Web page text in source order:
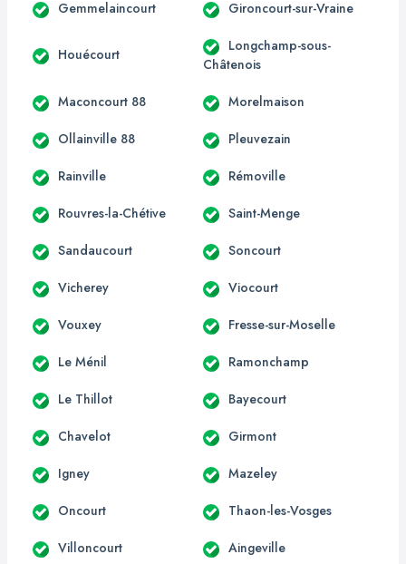
Gemmelaincourt Gironcourt-sur-Vraine
Houécourt
Longchamp-sous-
Châtenois
Maconcourt 88 Morelmaison
Ollainville 88 Pleuvezain
Rainville Rémoville
Rouvres-la-Chétive Saint-Menge
Sandaucourt Soncourt
Vicherey Viocourt
Vouxey Fresse-sur-Moselle
Le Ménil Ramonchamp
Le Thillot Bayecourt
Chavelot Girmont
Igney Mazeley
Oncourt Thaon-les-Vosges
Villoncourt Aingeville